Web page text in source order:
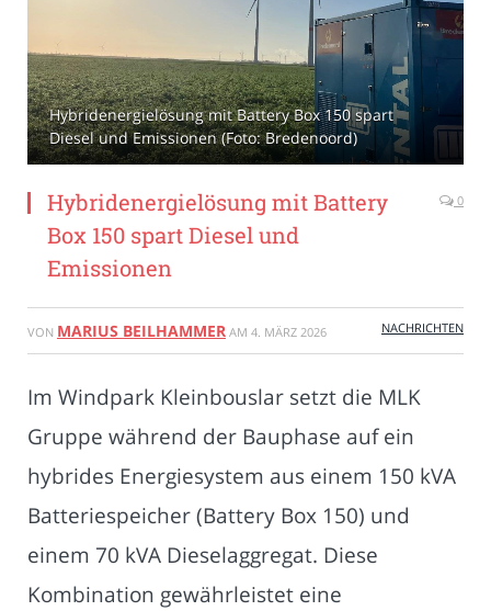
Hybridenergielösung mit Battery Box 150 spart
Diesel und Emissionen (Foto: Bredenoord)
Hybridenergielösung mit Battery
Box 150 spart Diesel und
Emissionen
0
VON MARIUS BEILHAMMER AM 4. MÄRZ 2026 NACHRICHTEN
Im Windpark Kleinbouslar setzt die MLK
Gruppe während der Bauphase auf ein
hybrides Energiesystem aus einem 150 kVA
Batteriespeicher (Battery Box 150) und
einem 70 kVA Dieselaggregat. Diese
Kombination gewährleistet eine